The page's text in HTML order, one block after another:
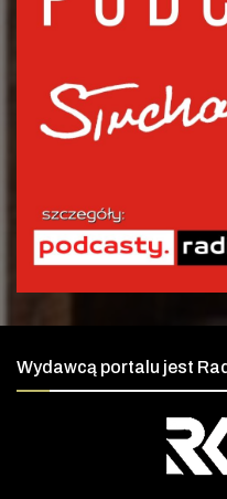
Wydawcą portalu jest